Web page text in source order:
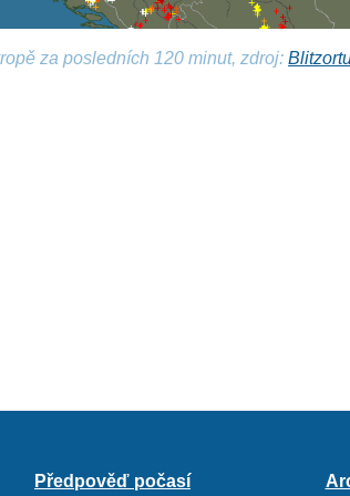
za posledních 120 minut, zdroj:
Předpověď počasí